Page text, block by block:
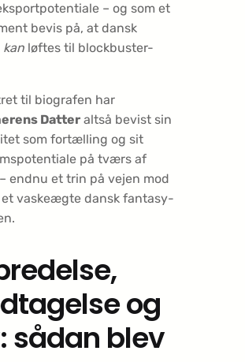
– og som et
bevis på, at dansk
kan løftes til blockbuster-
til biografen har
Datter altså bevist sin
som fortælling og sit
på tværs af
endnu et trin på vejen mod
vaskeægte dansk fantasy-
og
sådan blev